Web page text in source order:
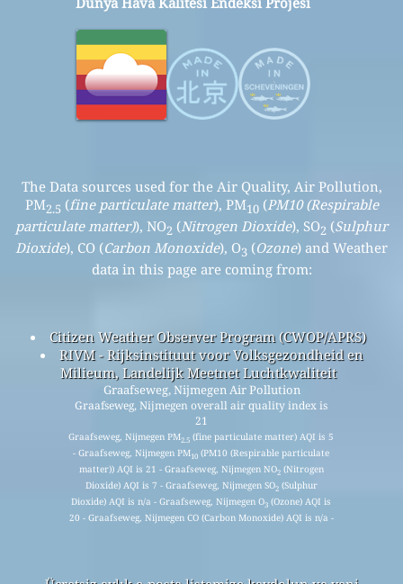
The Data sources used for the Air Quality, Air Pollution,
PM2.5 (fine particulate matter), PM10(PM10 (Respirable
particulate matter)), NO2 (Nitrogen Dioxide), SO2 (Sulphur
Dioxide), CO (Carbon Monoxide), O3 (Ozone) and Weather
data in this page are coming from:
Citizen Weather Observer Program (CWOP/APRS)
RIVM - Rijksinstituut voor Volksgezondheid en
Milieum, Landelijk Meetnet Luchtkwaliteit
Graafseweg, Nijmegen Air Pollution
Graafseweg, Nijmegen overall air quality index is
21
Graafseweg, Nijmegen PM2.5 (fine particulate matter) AQI is 5
- Graafseweg, Nijmegen PM10 (PM10 (Respirable particulate
matter)) AQI is 21 - Graafseweg, Nijmegen NO2(Nitrogen
Dioxide) AQI is 7 - Graafseweg, Nijmegen SO2(Sulphur
Dioxide) AQI is n/a - Graafseweg, Nijmegen O3 (Ozone) AQI is
20 - Graafseweg, Nijmegen CO (Carbon Monoxide) AQI is n/a -